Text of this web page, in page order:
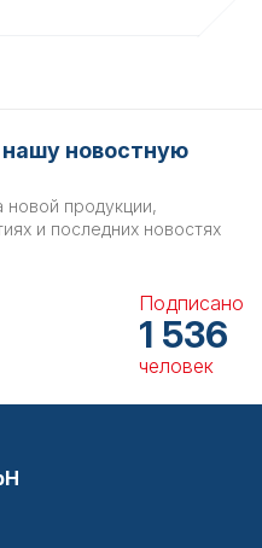
новостную
новой продукции,
и последних новостях
Подписано
1 536
человек